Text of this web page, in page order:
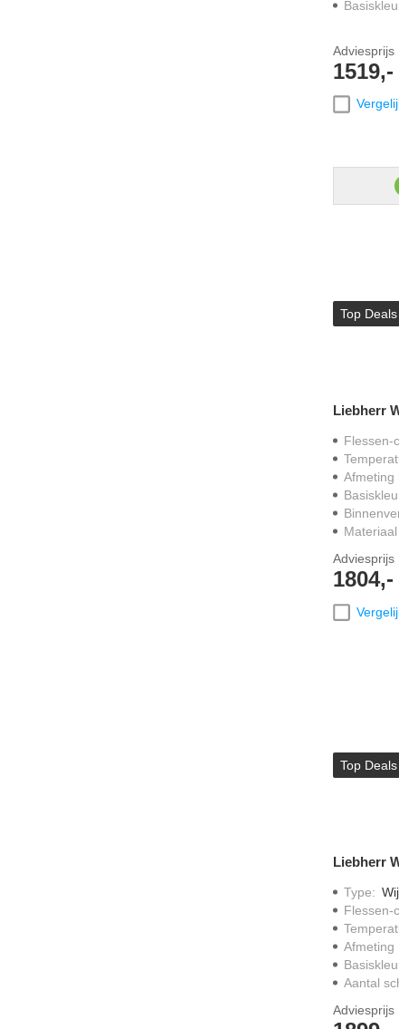
Adviesprijs
1519,-
Top Deals
Liebherr
Flessen-
Afmeting
Adviesprijs
1804,-
Top Deals
Liebherr
Type:
Flessen-
Afmeting
Aantal
Adviesprijs